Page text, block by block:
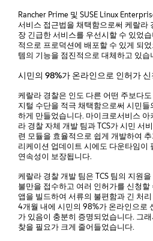
Rancher Prime 및 SUSE Linux
서비스 접근법을 채택함으로써 케랄라
장 긴급한 서비스를 우선시할 수 있었
적으로 프로덕션에 배포할 수 있게 되
템의 기능을 점진적으로 대체하고 있습
시민의 98%가 온라인으로 인허가 신
케랄라 경찰은 인도 다른 어떤 주보다
지털 수단을 적극 채택함으로써 시민
하게 만들었습니다. 마이크로서비스
라 경찰 자체 개발 팀과 TCS가 시민 서
련 모듈을 효율적으로 쉽게 개발하여
리케이션 업데이트 시에도 다운타임이
연속성이 보장됩니다.
케랄라 경찰 개발 팀은 TCS 팀의 지원
불만을 접수하고 여러 인허가를 신청할
앱을 빌드하여 서류의 불편함과 긴 처
4개월 내에 시민의 98%가 온라인으로
가 있음이 충분히 증명되었습니다. 그
찾을 필요가 크게 줄어들었습니다.